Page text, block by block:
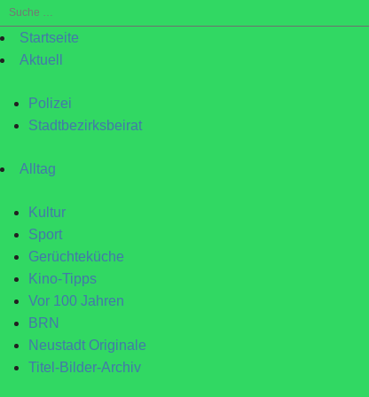
Suche
nach:Startseite
Aktuell
Polizei
Stadtbezirksbeirat
Alltag
Kultur
Sport
Gerüchteküche
Kino-Tipps
Vor 100 Jahren
BRN
Neustadt Originale
Titel-Bilder-Archiv